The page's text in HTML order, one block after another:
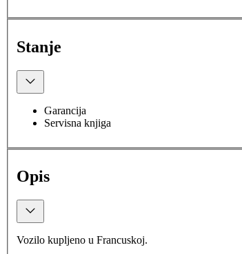
Stanje
Garancija
Servisna knjiga
Opis
Vozilo kupljeno u Francuskoj.